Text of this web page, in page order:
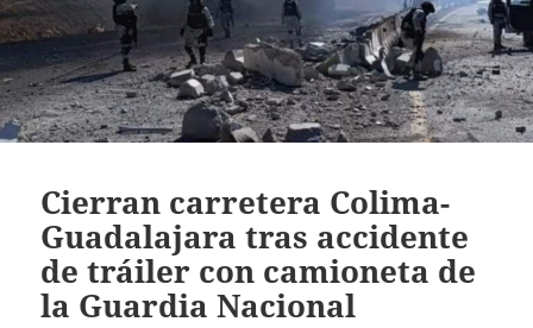
Cierran carretera Colima-
Guadalajara tras accidente
de tráiler con camioneta de
la Guardia Nacional